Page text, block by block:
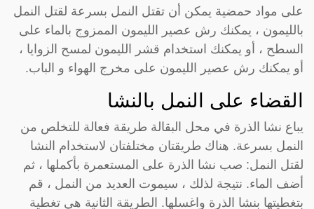
على مواد حمضية يمكن أن تقتل النمل بسرعة لقتل النمل
بالليمون ، يمكنك رش عصير الليمون الممزوج بالماء على
السطح ، أو يمكنك استخدام قشر الليمون لمسح الزوايا ،
أو يمكنك رش عصير الليمون على مخرج الهواء و الباب.
القضاء على النمل بالنشا
يباع نشا الذرة في محل البقالة طريقة فعالة للتخلص من
النمل بسرعة. هناك طريقتان مختلفتان لاستخدام النشا
لقتل النمل: صب نشا الذرة على المستعمرة بأكملها ، ثم
أضف الماء. نتيجة لذلك ، سيموت العديد من النمل ، قم
بتغطيتها بنشا الذرة واغسلها. الطريقة الثانية هي تغطية